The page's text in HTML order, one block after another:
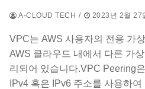
A-CLOUD TECH / 2023년 2월 27
VPC는 AWS 사용자의 전용 가
AWS 클라우드 내에서 다른 가
리되어 있습니다.VPC Peering
IPv4 혹은 IPv6 주소를 사용하